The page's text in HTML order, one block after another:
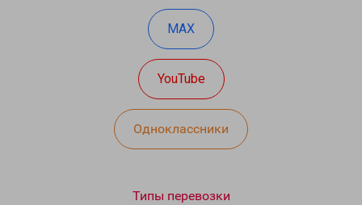
MAX
YouTube
Одноклассники
Типы перевозки